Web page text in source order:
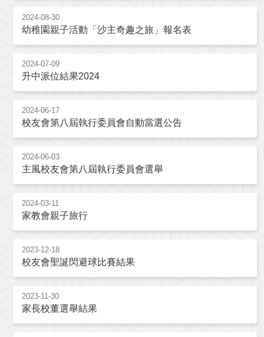
2024-08-30
幼稚園親子活動「沙主奇趣之旅」報名表
2024-07-09
升中派位結果2024
2024-06-17
校友會第八屆執行委員會自動當選公告
2024-06-03
主風校友會第八屆執行委員會選舉
2024-03-11
家教會親子旅行
2023-12-18
校友會聖誕閃避球比賽結果
2023-11-30
家長校董選舉結果